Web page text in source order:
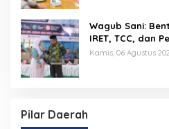
Wagub Sani:
IRET, TCC, dan
Sekolah
Kamis, 06 Agustus
Pilar Daerah